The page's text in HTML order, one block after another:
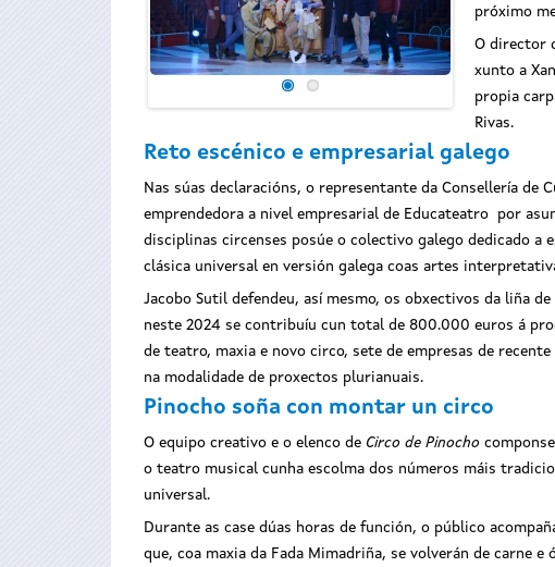
próximo
O director
xunto a
propia
Rivas.
Reto escénico e empresarial galego
Nas súas declaracións, o representante da Consellería de
emprendedora a nivel empresarial de Educateatro por
disciplinas circenses posúe o colectivo galego dedicado a
clásica universal en versión galega coas artes
Jacobo Sutil defendeu, así mesmo, os obxectivos da liña
neste 2024 se contribuíu cun total de 800.000 euros á
de teatro, maxia e novo circo, sete de empresas de
na modalidade de proxectos plurianuais.
Pinocho soña con montar un circo
O equipo creativo e o elenco de Circo de Pinocho
o teatro musical cunha escolma dos números máis
universal.
Durante as case dúas horas de función, o público
que, coa maxia da Fada Mimadriña, se volverán de carne